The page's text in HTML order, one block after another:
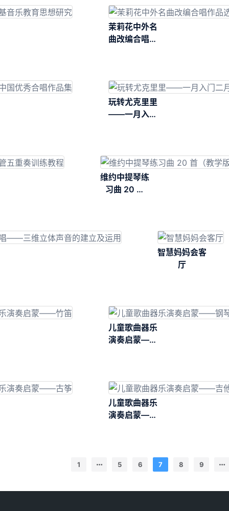
茉莉花中外名
曲改编合唱作
玩转尤克里里
——一月入门
维约中提琴练
习曲 20 首
智慧妈妈会客
厅
儿童歌曲器乐
演奏启蒙——
儿童歌曲器乐
演奏启蒙——
1 5 6 7 8 9